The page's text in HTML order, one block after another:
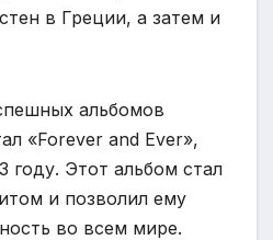
в Греции, а затем и
альбомов
«Forever and Ever»,
году. Этот альбом стал
и позволил ему
во всем мире.